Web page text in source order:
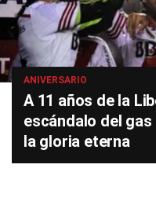
ANIVERSARIO
A 11 años de la
escándalo del
la gloria eterna